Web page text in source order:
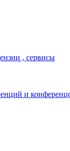
, сервисы
и